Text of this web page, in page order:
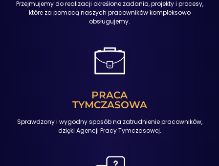
Przejmujemy do realizacji określone zadania, projekty i procesy,
które za pomocą naszych pracowników kompleksowo
obsługujemy.
PRACA
TYMCZASOWA
Sprawdzony i wygodny sposób na zatrudnienie pracowników,
dzięki Agencji Pracy Tymczasowej.